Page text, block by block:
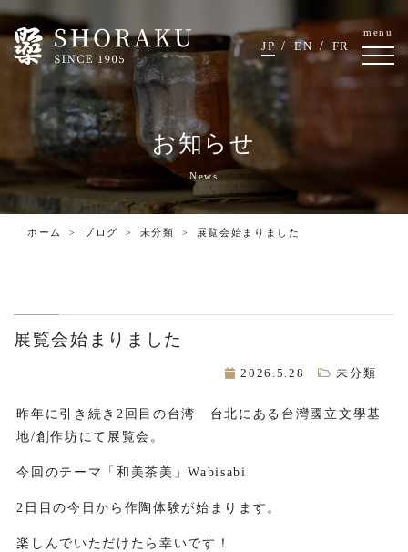
menu
JP EN FR
お知らせ
News
ホーム ブログ 未分類 展覧会始まりました
展覧会始まりました
2026.5.28 未分類
昨年に引き続き2回目の台湾 台北にある台灣國立文學基
地/創作坊にて展覧会。
今回のテーマ「和美茶美」Wabisabi
2日目の今日から作陶体験が始まります。
楽しんでいただけたら幸いです！